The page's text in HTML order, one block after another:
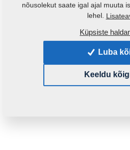
3003804
See varuosa sobib ka
TRIOLENT
nõusolekut saate igal ajal muuta
lehel.
Küpsiste
Luba
Keeldu